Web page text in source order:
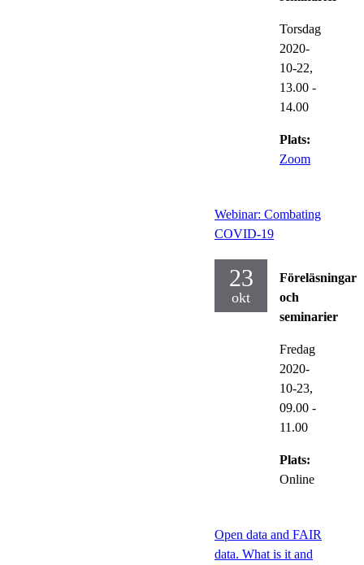
Torsdag
2020-
10-22,
13.00 -
14.00
Plats:
Zoom
Webinar: Combating
COVID-19
23
okt
Föreläsningar
och
seminarier
Fredag
2020-
10-23,
09.00 -
11.00
Plats:
Online
Open data and FAIR
data. What is it and